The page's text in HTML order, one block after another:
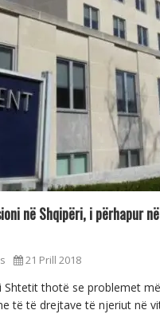
në Shqipëri, i përhapur
21 Prill 2018
Shtetit thotë se problemet
të të drejtave të njeriut në